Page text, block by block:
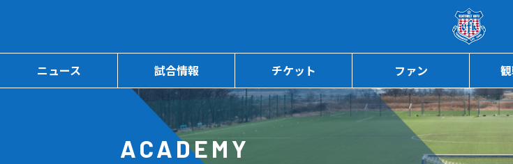
ページの本文へ
ニュース 試合情報 チケット ファン
ACADEMY